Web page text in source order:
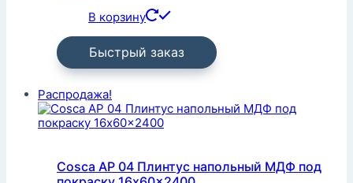
В корзину
Быстрый заказ
Распродажа!
Cosca AP 04 Плинтус напольный МДФ под